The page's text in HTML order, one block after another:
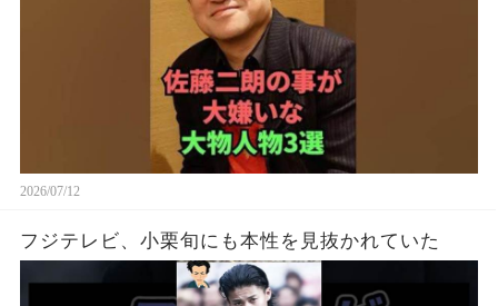
2026/07/12
フジテレビ、小栗旬にも本性を見抜かれていた